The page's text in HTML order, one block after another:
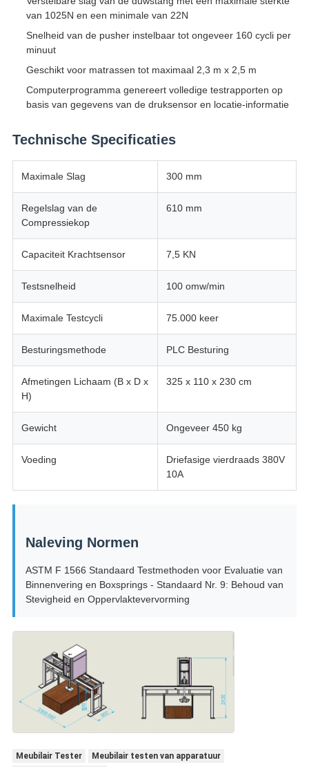
van 1025N en een minimale van 22N
Snelheid van de pusher instelbaar tot ongeveer 160 cycli per
minuut
Geschikt voor matrassen tot maximaal 2,3 m x 2,5 m
Computerprogramma genereert volledige testrapporten op
basis van gegevens van de druksensor en locatie-informatie
Technische Specificaties
Maximale Slag 300 mm
Regelslag van de
Compressiekop
610 mm
Capaciteit Krachtsensor 7,5 KN
Testsnelheid 100 omw/min
Maximale Testcycli 75.000 keer
Besturingsmethode PLC Besturing
Afmetingen Lichaam (B x D x
H)
325 x 110 x 230 cm
Gewicht Ongeveer 450 kg
Voeding
Driefasige vierdraads 380V
10A
Naleving Normen
ASTM F 1566 Standaard Testmethoden voor Evaluatie van
Binnenvering en Boxsprings - Standaard Nr. 9: Behoud van
Stevigheid en Oppervlaktevervorming
Meubilair Tester
Meubilair testen van apparatuur